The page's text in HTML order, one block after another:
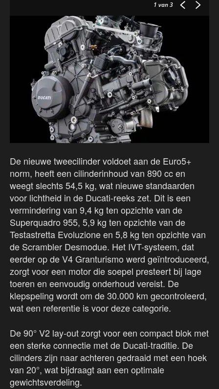
1 van 3
De nieuwe tweecilinder voldoet aan de Euro5+
norm, heeft een cilinderinhoud van 890 cc en
weegt slechts 54,5 kg, wat nieuwe standaarden
voor lichtheid in de Ducati-reeks zet. Dit is een
vermindering van 9,4 kg ten opzichte van de
Superquadro 955, 5,9 kg ten opzichte van de
Testastretta Evoluzione en 5,8 kg ten opzichte van
de Scrambler Desmodue. Het IVT-systeem, dat
eerder op de V4 Granturismo werd geïntroduceerd,
zorgt voor een motor die soepel presteert bij lage
toeren en eenvoudig onderhoud vereist. De
klepspeling wordt om de 30.000 km gecontroleerd,
wat een referentie is voor deze categorie.
De 90° V2 lay-out zorgt voor een compact blok met
een sterke connectie met de Ducati-traditie. De
cilinders zijn naar achteren gedraaid met een hoek
van 20°, wat bijdraagt aan een optimale
gewichtsverdeling.